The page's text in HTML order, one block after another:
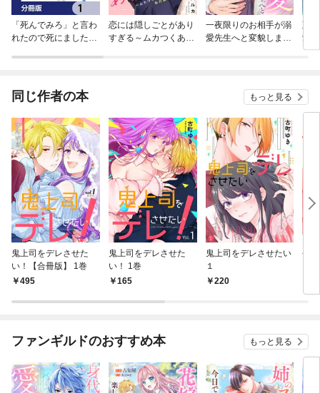
「死んでみろ」と言わ
れたので死にました。
恋には隠しごとがあり
すぎる～ムカつくあい
一夜限りのお相手が溺
愛先生へと変貌しまし
政
愛
て
同じ作者の本 もっと見る
鬼上司をデレさせた
い！【合冊版】 1巻
495
鬼上司をデレさせた
い！ 1巻
165
鬼上司をデレさせたい
１
220
今
ファンギルドのおすすめ本 もっと見る